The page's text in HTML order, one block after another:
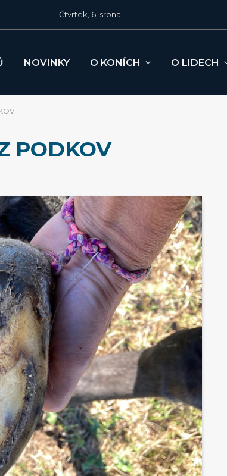
Čtvrtek, 6. srpna
NOVINKY O KONÍCH O LIDECH
PODKOV